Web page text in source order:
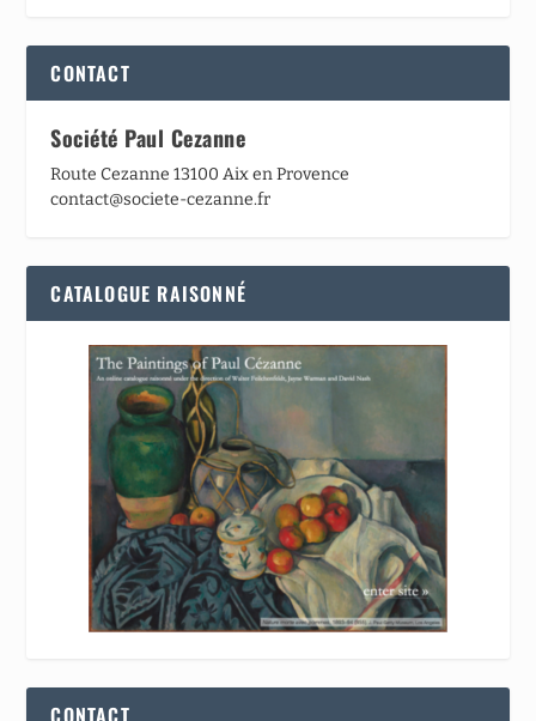
CONTACT
Société Paul Cezanne
Route Cezanne 13100 Aix en Provence
contact@societe-cezanne.fr
CATALOGUE RAISONNÉ
CONTACT